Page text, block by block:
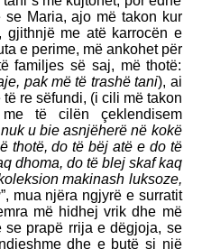
Maria, ajo më takon kur
gjithnjë me atë karrocën e
e perime, më ankohet për
familjes së saj, më thotë:
pak më të trashë tani), ai
re sëfundi, (i cili më takon
të cilën çeklendisem
u bie asnjëherë në kokë
thotë, do të bëj atë e do të
dhoma, do të blej skaf kaq
makinash luksoze,
”, mua njëra ngjyrë e surratit
më hidhej vrik dhe më
se prapë rrija e dëgjoja, se
dhe e butë si një